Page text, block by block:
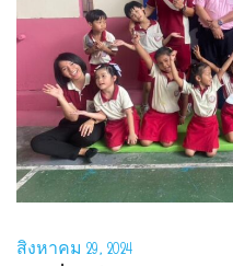
สิงหาคม 29, 2024